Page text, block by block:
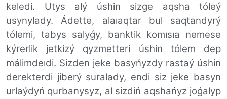
keledi. Utys alý úshin sizge aqsha tóleý
usynylady. Ádette, alaıaqtar bul saqtandyrý
tólemi, tabys salyǵy, banktik komısıa nemese
kýrerlik jetkizý qyzmetteri úshin tólem dep
málimdeıdi. Sizden jeke basyńyzdy rastaý úshin
derekterdi jiberý suralady, endi siz jeke basyn
urlaýdyń qurbanysyz, al sizdiń aqshańyz joǵalyp